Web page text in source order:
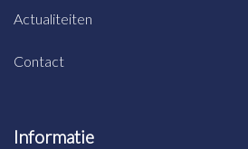
Actualiteiten
Contact
Informatie